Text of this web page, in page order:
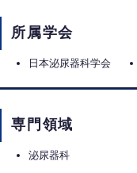
所属学会
日本泌尿器科学会
専門領域
泌尿器科